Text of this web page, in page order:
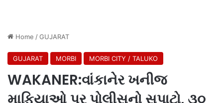
Home /GUJARAT
GUJARAT MORBI MORBI CITY / TALUKO
WAKANER:વાંકાનેર ખનીજ
માફિયાઓ પર પોલીસનો સપાટો, ૩૦